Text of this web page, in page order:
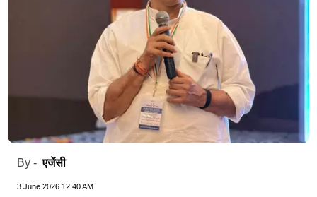
By -एजेंसी
3 June 2026 12:40 AM